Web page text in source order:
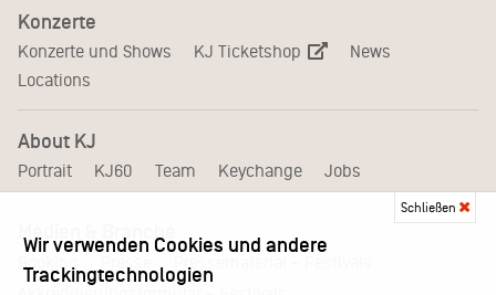
Konzerte
Konzerte und Shows KJ Ticketshop
News
Locations
About KJ
Portrait KJ60 Team Keychange Jobs
Schließen
Wir verwenden Cookies und andere
Trackingtechnologien